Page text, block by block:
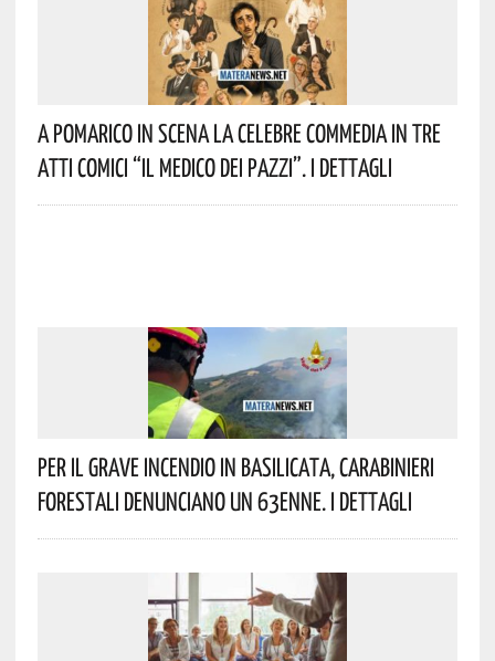
A Pomarico In Scena La Celebre Commedia In Tre
Atti Comici “Il Medico Dei Pazzi”. I Dettagli
Per Il Grave Incendio In Basilicata, Carabinieri
Forestali Denunciano Un 63enne. I Dettagli